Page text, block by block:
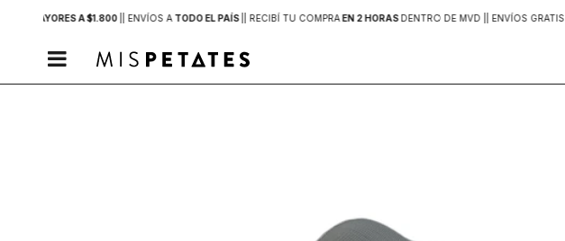
MAYORES A $1.800 | ENVÍOS A TODO EL PAÍS | RECIBÍ TU COMPRAEN 2 HORASDENTRO DE MVD | | ENVÍOS GRATIS
